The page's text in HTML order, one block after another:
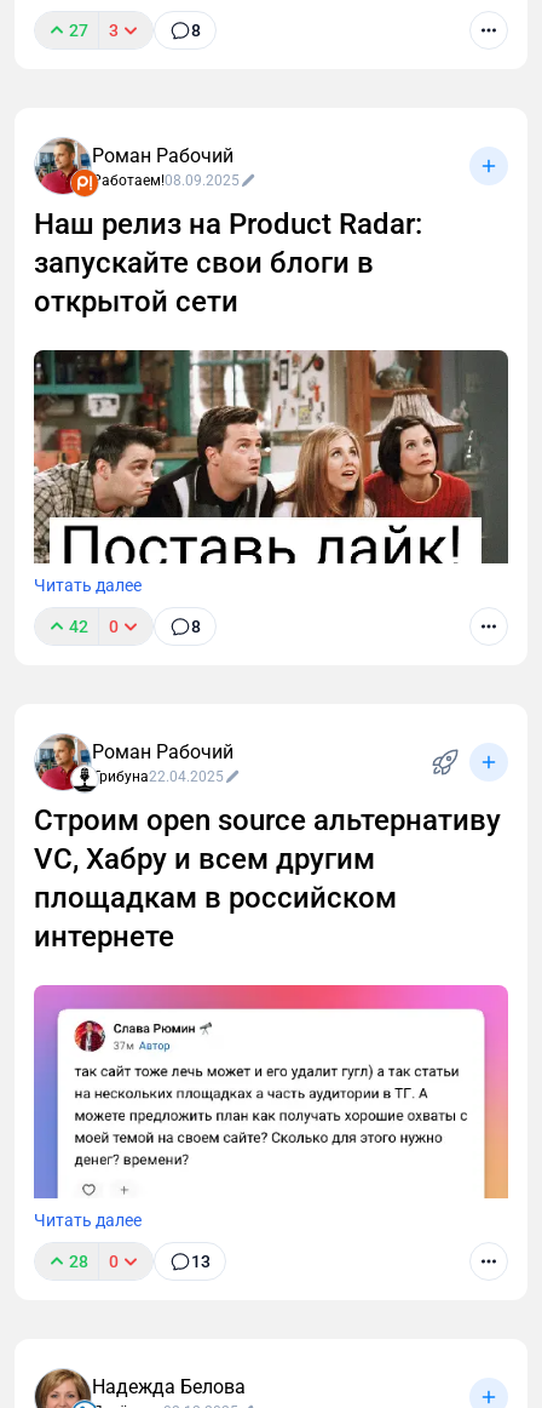
27 3 8
Роман Рабочий
Работаем!08.09.2025
Наш релиз на Product Radar:
запускайте свои блоги в
открытой сети
Поддержите проект реакцией и — самое главное —
Читать далее
42 0 8
Роман Рабочий
Трибуна22.04.2025
Строим open source альтернативу
VC, Хабру и всем другим
площадкам в российском
интернете
Работаем над стартапом, который поможет быстро
предприниматели, эксперты и авторы выдохнули
Читать далее
28 0 13
Надежда Белова